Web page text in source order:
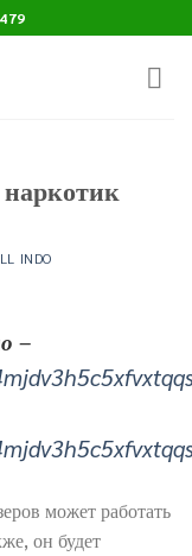
INDO
–
может работать
он будет